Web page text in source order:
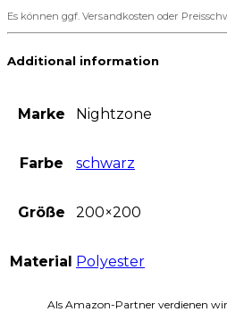
Es können ggf. Versandkosten oder
Additional information
Marke Nightzone
Farbe schwarz
Größe 200×200
Material Polyester
Als Amazon-Partner verdienen